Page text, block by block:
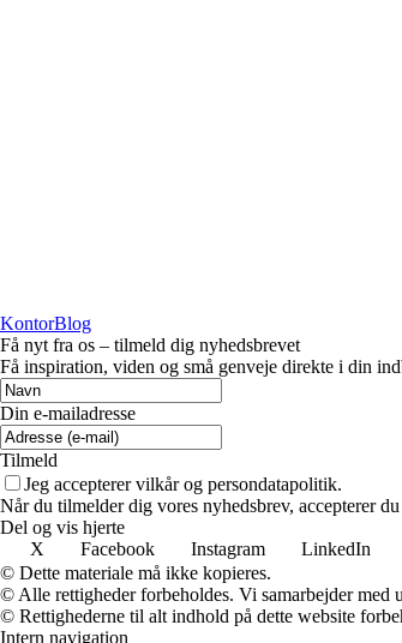
KontorBlog
Få nyt fra os – tilmeld dig nyhedsbrevet
Få inspiration, viden og små genveje direkte i din
Din e-mailadresse
Tilmeld
Jeg accepterer vilkår og persondatapolitik.
Når du tilmelder dig vores nyhedsbrev, accepterer
Del og vis hjerte
X
Facebook Instagram LinkedIn
© Dette materiale må ikke kopieres.
© Alle rettigheder forbeholdes. Vi samarbejder
© Rettighederne til alt indhold på dette website
Intern navigation